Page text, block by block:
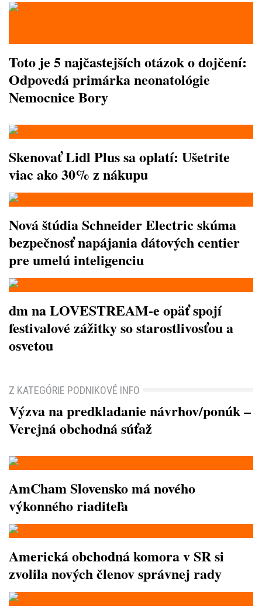
Toto je 5 najčastejších otázok o dojčení:
Odpovedá primárka neonatológie
Nemocnice Bory
Skenovať Lidl Plus sa oplatí: Ušetrite
viac ako 30% z nákupu
Nová štúdia Schneider Electric skúma
bezpečnosť napájania dátových centier
pre umelú inteligenciu
dm na LOVESTREAM-e opäť spojí
festivalové zážitky so starostlivosťou a
osvetou
Z KATEGÓRIE PODNIKOVÉ INFO
Výzva na predkladanie návrhov/ponúk –
Verejná obchodná súťaž
AmCham Slovensko má nového
výkonného riaditeľa
Americká obchodná komora v SR si
zvolila nových členov správnej rady